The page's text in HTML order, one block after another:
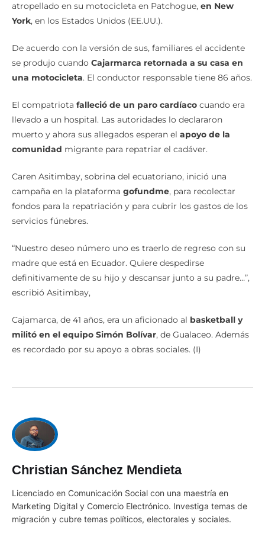
atropellado en su motocicleta en Patchogue, en New
York, en los Estados Unidos (EE.UU.).
De acuerdo con la versión de sus, familiares el accidente
se produjo cuando Cajarmarca retornada a su casa en
una motocicleta. El conductor responsable tiene 86 años.
El compatriota falleció de un paro cardíaco cuando era
llevado a un hospital. Las autoridades lo declararon
muerto y ahora sus allegados esperan el apoyo de la
comunidad migrante para repatriar el cadáver.
Caren Asitimbay, sobrina del ecuatoriano, inició una
campaña en la plataforma gofundme, para recolectar
fondos para la repatriación y para cubrir los gastos de los
servicios fúnebres.
“Nuestro deseo número uno es traerlo de regreso con su
madre que está en Ecuador. Quiere despedirse
definitivamente de su hijo y descansar junto a su padre…”,
escribió Asitimbay,
Cajamarca, de 41 años, era un aficionado al basketball y
militó en el equipo Simón Bolívar, de Gualaceo. Además
es recordado por su apoyo a obras sociales. (I)
Christian Sánchez Mendieta
Licenciado en Comunicación Social con una maestría en
Marketing Digital y Comercio Electrónico. Investiga temas de
migración y cubre temas políticos, electorales y sociales.